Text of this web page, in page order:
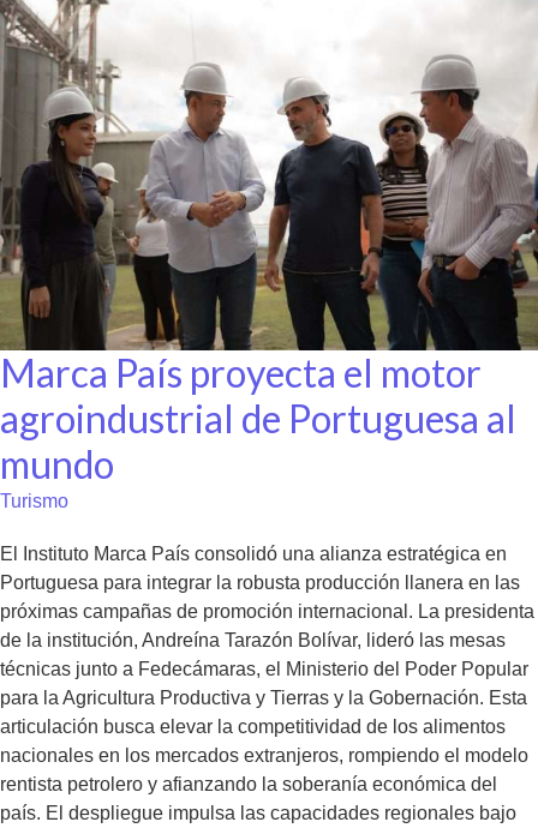
Marca País proyecta el motor
agroindustrial de Portuguesa al
mundo
Turismo
El Instituto Marca País consolidó una alianza estratégica en
Portuguesa para integrar la robusta producción llanera en las
próximas campañas de promoción internacional. La presidenta
de la institución, Andreína Tarazón Bolívar, lideró las mesas
técnicas junto a Fedecámaras, el Ministerio del Poder Popular
para la Agricultura Productiva y Tierras y la Gobernación. Esta
articulación busca elevar la competitividad de los alimentos
nacionales en los mercados extranjeros, rompiendo el modelo
rentista petrolero y afianzando la soberanía económica del
país. El despliegue impulsa las capacidades regionales bajo